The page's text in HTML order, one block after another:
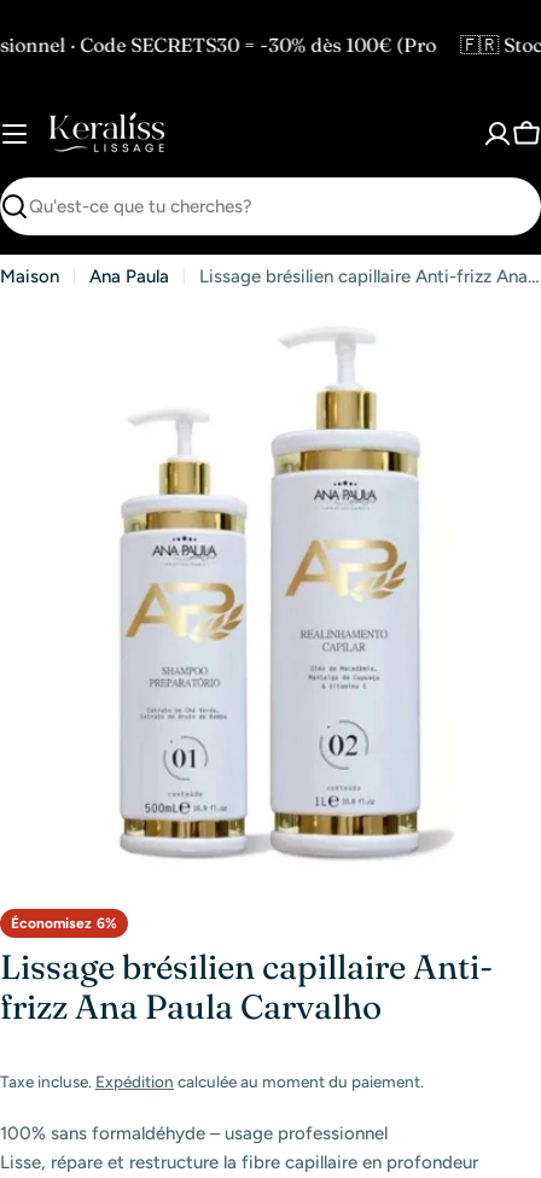
au
SECRETS30 = -30% dès 100€ (Pro 🇫🇷 Stock en
Recherche
Maison Ana Paula Lissage brésilien capillaire Anti-frizz Ana Paula Carvalho
le média 0 en mode modal
Économisez 6%
Lissage brésilien capillaire Anti-
frizz Ana Paula Carvalho
Taxe incluse. Expédition calculée au moment du paiement.
100% sans formaldéhyde – usage professionnel
Lisse, répare et restructure la fibre capillaire en profondeur